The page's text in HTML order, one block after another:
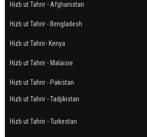
Hizb ut Tahrir - Afghanistan
Hizb ut Tahrir - Bengladesh
Hizb ut Tahrir- Kenya
Hizb ut Tahrir - Malaisie
Hizb ut Tahrir - Pakistan
Hizb ut Tahrir - Tadjikistan
Hizb ut Tahrir - Turkestan